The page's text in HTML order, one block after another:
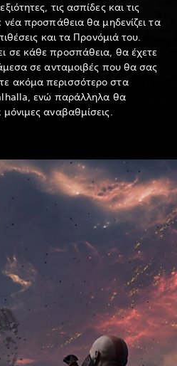
τις ασπίδες και τις
προσπάθεια θα μηδενίζει τα
και τα Προνόμιά του.
σε κάθε προσπάθεια, θα έχετε
σε ανταμοιβές που θα σας
ακόμα περισσότερο στα
ενώ παράλληλα θα
αναβαθμίσεις.